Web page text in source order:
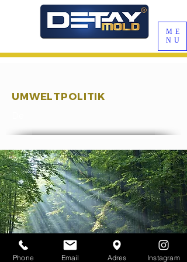
ME
NU
UMWELTPOLITIK
Phone Email Adres Instagram